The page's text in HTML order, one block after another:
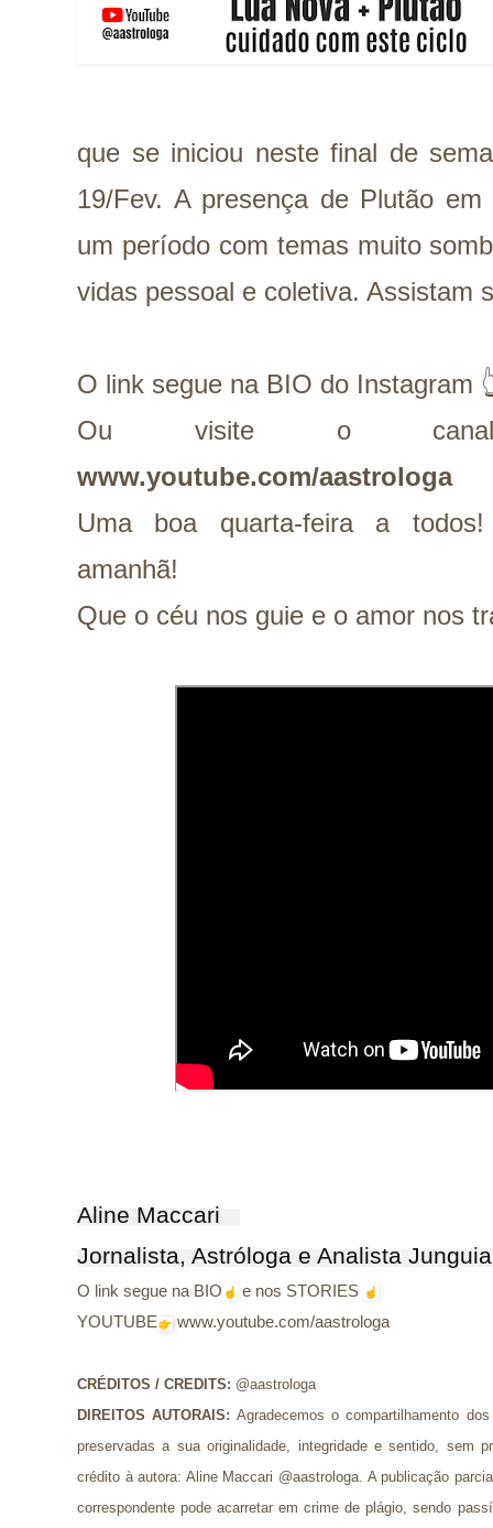
que se iniciou neste final de
19/Fev. A presença de Plutão
um período com temas muito
vidas pessoal e coletiva. Assistam
O link segue na BIO do Instagram
Ou visite o canal
www.youtube.com/aastrologa
Uma boa quarta-feira a
amanhã!
Que o céu nos guie e o amor nos
Aline Maccari
Jornalista, Astróloga e Analista
O link segue na BIO
e nos STORIES
YOUTUBE
www.youtube.com/aastrologa
CRÉDITOS / CREDITS: @aastrologa
DIREITOS AUTORAIS: Agradecemos o compartilhamento
preservadas a sua originalidade, integridade e sentido, sem
crédito à autora: Aline Maccari @aastrologa. A publicação
correspondente pode acarretar em crime de plágio, sendo